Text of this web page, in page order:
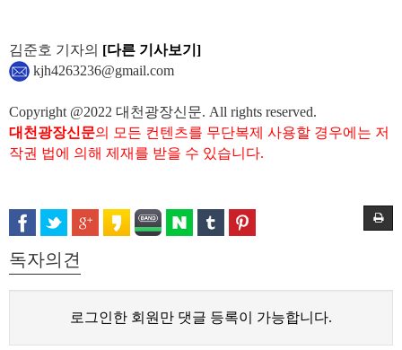
김준호 기자의 [다른 기사보기]
kjh4263236@gmail.com
Copyright @2022 대천광장신문. All rights reserved.
대천광장신문의 모든 컨텐츠를 무단복제 사용할 경우에는 저
작권 법에 의해 제재를 받을 수 있습니다.
독자의견
로그인한 회원만 댓글 등록이 가능합니다.